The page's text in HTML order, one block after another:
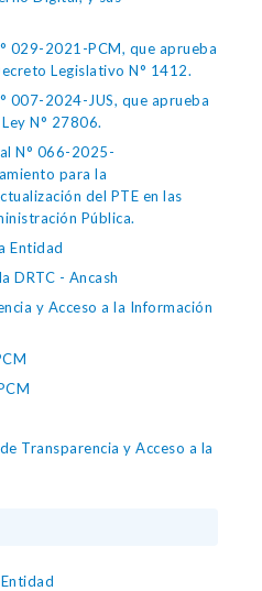
029-2021-PCM, que aprueba
Legislativo N° 1412.
007-2024-JUS, que aprueba
N° 27806.
N° 066-2025-
para la
del PTE en las
Pública.
Entidad
DRTC - Ancash
y Acceso a la Información
Transparencia y Acceso a la